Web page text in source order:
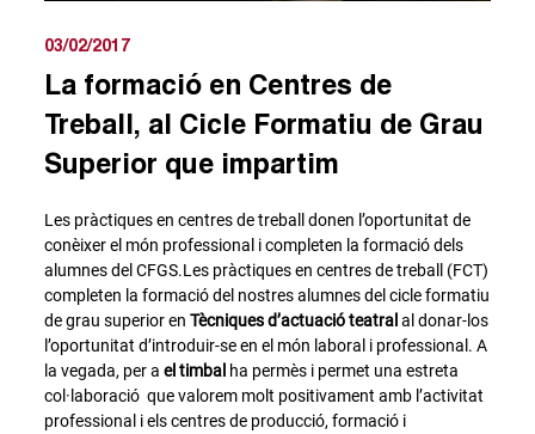
03/02/2017
La formació en Centres de
Treball, al Cicle Formatiu de Grau
Superior que impartim
Les pràctiques en centres de treball donen l’oportunitat de
conèixer el món professional i completen la formació dels
alumnes del CFGS.Les pràctiques en centres de treball (FCT)
completen la formació del nostres alumnes del cicle formatiu
de grau superior enTècniques d’actuació teatral al donar-los
l’oportunitat d’introduir-se en el món laboral i professional. A
la vegada, per ael timbal ha permès i permet una estreta
col·laboració que valorem molt positivament amb l’activitat
professional i els centres de producció, formació i